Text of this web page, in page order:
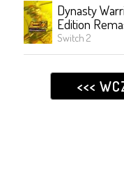
Dynasty
Edition
Switch 2
<<<